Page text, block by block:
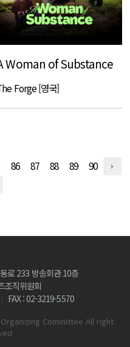
Woman of Substance
Forge [영국]
86 87 88 89 90
로 233 방송회관 10층
조직위원회
FAX : 02-3219-5570
Committee All right